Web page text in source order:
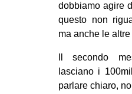
dobbiamo agire
questo non
ma anche le
Il secondo
lasciano i
parlare chiaro,